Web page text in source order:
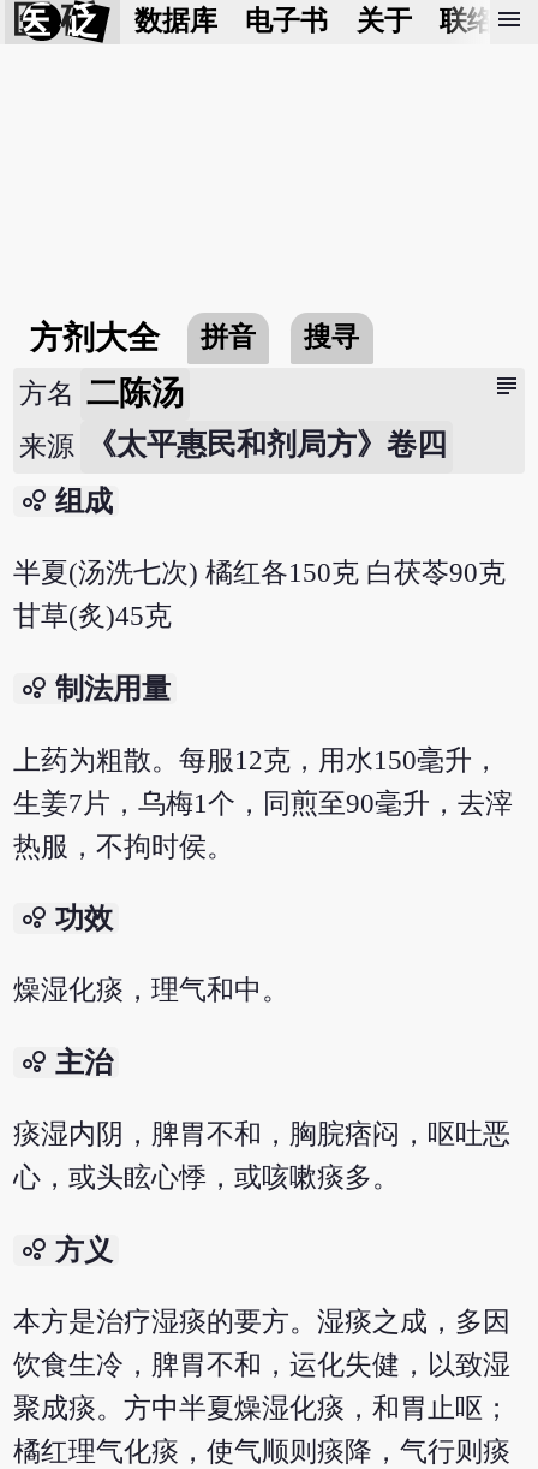
医 砭 数据库 电子书 关于 联络我
menu
方剂大全 拼音 搜寻
subject
方名 二陈汤
来源 《太平惠民和剂局方》卷四
bubble_chart 组成
半夏(汤洗七次) 橘红各150克 白茯苓90克
甘草(炙)45克
bubble_chart 制法用量
上药为粗散。每服12克，用水150毫升，
生姜7片，乌梅1个，同煎至90毫升，去滓
热服，不拘时侯。
bubble_chart 功效
燥湿化痰，理气和中。
bubble_chart 主治
痰湿内阴，脾胃不和，胸脘痞闷，呕吐恶
心，或头眩心悸，或咳嗽痰多。
bubble_chart 方义
本方是治疗湿痰的要方。湿痰之成，多因
饮食生冷，脾胃不和，运化失健，以致湿
聚成痰。方中半夏燥湿化痰，和胃止呕；
橘红理气化痰，使气顺则痰降，气行则痰